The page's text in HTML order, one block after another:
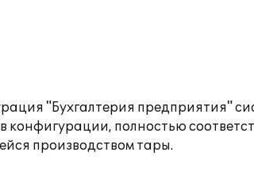
"Бухгалтерия предприятия"
конфигурации, полностью
производством тары.